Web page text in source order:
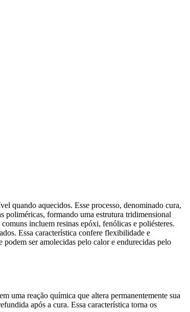
quando aquecidos. Esse processo, denominado cura,
poliméricas, formando uma estrutura tridimensional
incluem resinas epóxi, fenólicas e poliésteres.
Essa característica confere flexibilidade e
ser amolecidas pelo calor e endurecidas pelo
uma reação química que altera permanentemente sua
após a cura. Essa característica torna os